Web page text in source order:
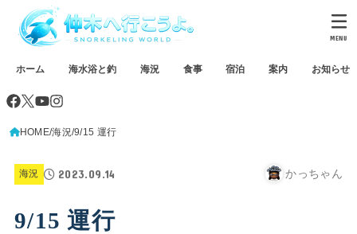
ホーム 海水浴と釣 海況 食事 宿泊 案内 お知らせ
MENU
HOME 海況 9/15 運行
海況 2023.09.14 かっちゃん
9/15 運行